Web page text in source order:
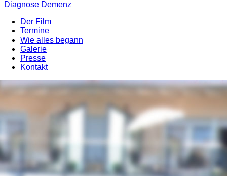
Diagnose Demenz
Der Film
Termine
Wie alles begann
Galerie
Presse
Kontakt